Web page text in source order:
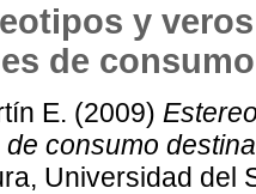
y
de
E. (2009)
consumo
Universidad del